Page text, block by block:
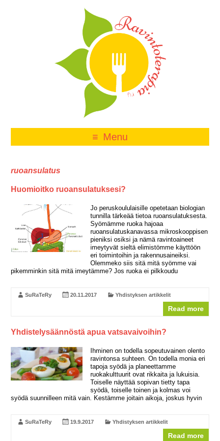
Menu
ruoansulatus
Huomioitko ruoansulatuksesi?
Jo peruskoululaisille opetetaan biologian
tunnilla tärkeää tietoa ruoansulatuksesta.
Syömämme ruoka hajoaa
ruoansulatuskanavassa mikroskooppisen
pieniksi osiksi ja nämä ravintoaineet
imeytyvät sieltä elimistömme käyttöön
eri toimintoihin ja rakennusaineiksi.
Olemmeko siis sitä mitä syömme vai
pikemminkin sitä mitä imeytämme? Jos ruoka ei pilkkoudu
SuRaTeRy 20.11.2017 Yhdistyksen artikkelit
Read more
Yhdistelysäännöstä apua vatsavaivoihin?
Ihminen on todella sopeutuvainen olento
ravintonsa suhteen. On todella monia eri
tapoja syödä ja planeettamme
ruokakulttuurit ovat rikkaita ja lukuisia.
Toiselle näyttää sopivan tietty tapa
syödä, toiselle toinen ja kolmas voi
syödä suunnilleen mitä vain. Kestämme joitain aikoja, joskus hyvin
SuRaTeRy 19.9.2017 Yhdistyksen artikkelit
Read more